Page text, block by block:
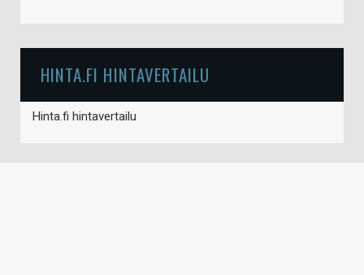
HINTA.FI HINTAVERTAILU
Hinta.fi hintavertailu